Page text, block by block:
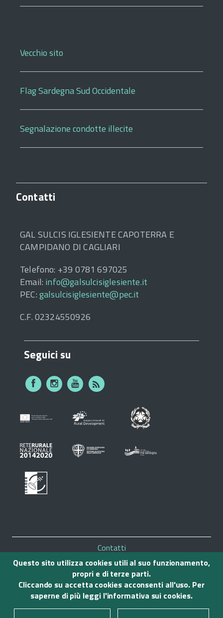
Vecchio sito
Flag Sardegna Sud Occidentale
Segnalazione condotte illecite
Contatti
GAL SULCIS IGLESIENTE CAPOTERRA E
CAMPIDANO DI CAGLIARI
Telefono: +39 0781 697025
Email: info@galsulcisiglesiente.it
PEC:galsulcisiglesiente@pec.it
C.F. 02324550926
Seguici su
Piè
di
pagina
Contatti
Mappa del sito
Note legali
Privacy
Accessibilità
Credits
Questo sito utilizza cookies utili al suo funzionamento,
propri e di terze parti.
Cliccando su accetta cookies acconsenti all'uso. Per
saperne di più leggi l'informativa sui cookies.